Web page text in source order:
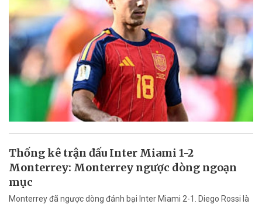
Thống kê trận đấu Inter Miami 1-2
Monterrey: Monterrey ngược dòng ngoạn
mục
Monterrey đã ngược dòng đánh bại Inter Miami 2-1. Diego Rossi là